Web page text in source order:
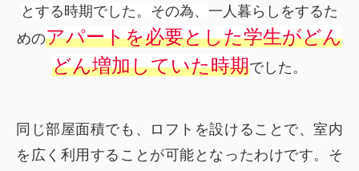
とする時期でした。その為、 一人暮らしをするた
めのアパートを必要とした学生がどん
どん増加していた時期でした。
同じ部屋面積でも、ロフトを設けることで、室内
を広く利用することが可能となったわけです。そ